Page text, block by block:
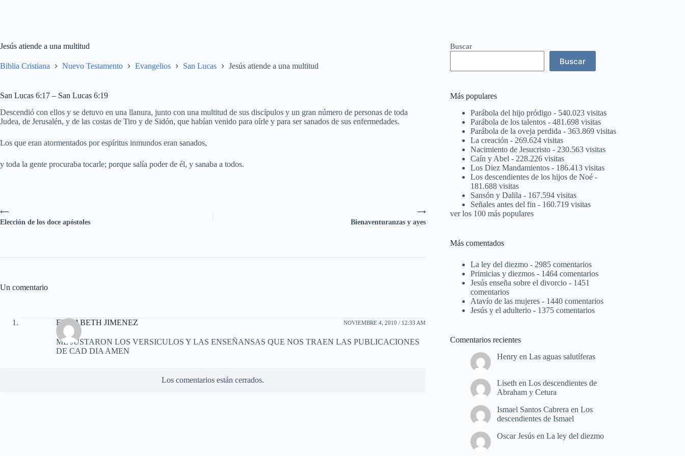
Jesús atiende a una multitud
Biblia Cristiana Nuevo Testamento Evangelios San Lucas Jesús atiende a una multitud
San Lucas 6:17 – San Lucas 6:19
Descendió con ellos y se detuvo en una llanura, junto con una multitud de sus discípulos y un gran número de personas de toda
Judea, de Jerusalén, y de las costas de Tiro y de Sidón, que habían venido para oírle y para ser sanados de sus enfermedades.
Los que eran atormentados por espíritus inmundos eran sanados,
y toda la gente procuraba tocarle; porque salía poder de él, y sanaba a todos.
⟶
Bienaventuranzas y ayes
⟵
Elección de los doce apóstoles
Un comentario
ELIZABETH JIMENEZ NOVIEMBRE 4, 2010 / 12:33 AM
ME JUSTARON LOS VERSICULOS Y LAS ENSEÑANSAS QUE NOS TRAEN LAS PUBLICACIONES
DE CAD DIA AMEN
Los comentarios están cerrados.
Buscar
Buscar
Más populares
Parábola del hijo pródigo - 540.023 visitas
Parábola de los talentos - 481.698 visitas
Parábola de la oveja perdida - 363.869 visitas
La creación - 269.624 visitas
Nacimiento de Jesucristo - 230.563 visitas
Caín y Abel - 228.226 visitas
Los Diez Mandamientos - 186.413 visitas
Los descendientes de los hijos de Noé -
181.688 visitas
Sansón y Dalila - 167.594 visitas
Señales antes del fin - 160.719 visitas
ver los 100 más populares
Más comentados
La ley del diezmo - 2985 comentarios
Primicias y diezmos - 1464 comentarios
Jesús enseña sobre el divorcio - 1451
comentarios
Atavío de las mujeres - 1440 comentarios
Jesús y el adulterio - 1375 comentarios
Comentarios recientes
Henry enLas aguas salutíferas
Liseth enLos descendientes de
Abraham y Cetura
Ismael Santos Cabrera enLos
descendientes de Ismael
Oscar Jesús enLa ley del diezmo